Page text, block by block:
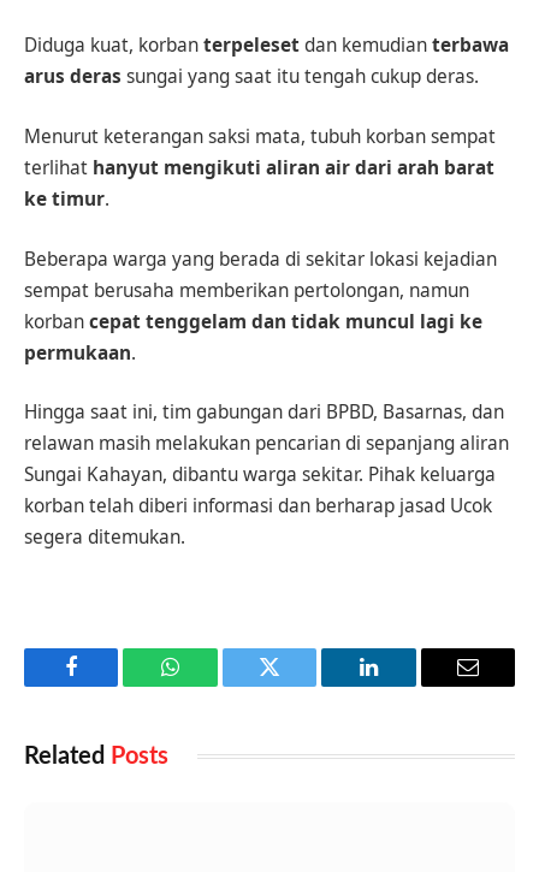
Diduga kuat, korbanterpelesetdan kemudianterbawa
arus deras sungai yang saat itu tengah cukup deras.
Menurut keterangan saksi mata, tubuh korban sempat
terlihat hanyut mengikuti aliran air dari arah barat
ke timur.
Beberapa warga yang berada di sekitar lokasi kejadian
sempat berusaha memberikan pertolongan, namun
korbancepat tenggelam dan tidak muncul lagi ke
permukaan.
Hingga saat ini, tim gabungan dari BPBD, Basarnas, dan
relawan masih melakukan pencarian di sepanjang aliran
Sungai Kahayan, dibantu warga sekitar. Pihak keluarga
korban telah diberi informasi dan berharap jasad Ucok
segera ditemukan.
Facebook WhatsApp Twitter LinkedIn Email
Related Posts